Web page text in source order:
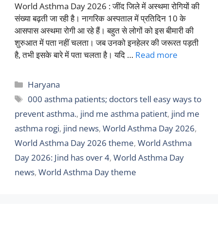
World Asthma Day 2026 : जींद जिले में अस्थमा रोगियों की
संख्या बढ़ती जा रही है। नागरिक अस्पताल में प्रतिदिन 10 के
आसपास अस्थमा रोगी आ रहे हैं। बहुत से लोगों को इस बीमारी की
शुरुआत में पता नहीं चलता। जब उनको इनहेलर की जरूरत पड़ती
है, तभी इसके बारे में पता चलता है। यदि … Read more
Categories
Haryana
Tags
000 asthma patients; doctors tell easy ways to
prevent asthma., jind me asthma patient, jind me
asthma rogi, jind news, World Asthma Day 2026,
World Asthma Day 2026 theme, World Asthma
Day 2026: Jind has over 4, World Asthma Day
news, World Asthma Day theme